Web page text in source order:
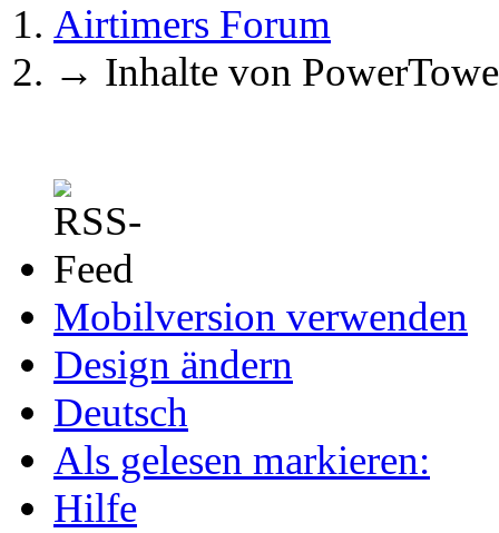
Airtimers Forum
→ Inhalte von
Mobilversion verwenden
Design ändern
Deutsch
Als gelesen markieren:
Hilfe